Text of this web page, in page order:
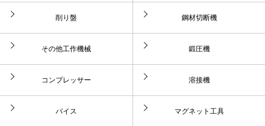
削り盤 鋼材切断機
その他工作機械 鍛圧機
コンプレッサー 溶接機
バイス マグネット工具